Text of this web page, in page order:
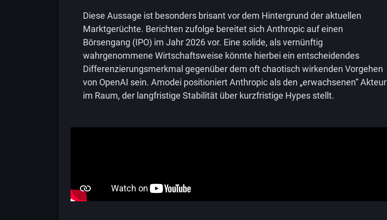
Diese Aussage ist besonders brisant vor dem Hintergrund der aktuellen
Marktgerüchte. Berichten zufolge bereitet sich Anthropic auf einen
Börsengang (IPO) im Jahr 2026 vor. Eine solide, als vernünftig
wahrgenommene Wirtschaftsweise könnte hierbei ein entscheidendes
Differenzierungsmerkmal gegenüber dem oft chaotisch wirkenden Vorgehen
von OpenAI sein. Amodei positioniert Anthropic als den „erwachsenen“ Akteur
im Raum, der langfristige Stabilität über kurzfristige Hypes stellt.